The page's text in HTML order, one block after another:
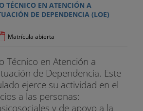
TÉCNICO EN ATENCIÓN A
DE DEPENDENCIA (LOE)
Matrícula abierta
Técnico en Atención a
de Dependencia. Este
ejerce su actividad en el
a las personas:
y de apoyo a la